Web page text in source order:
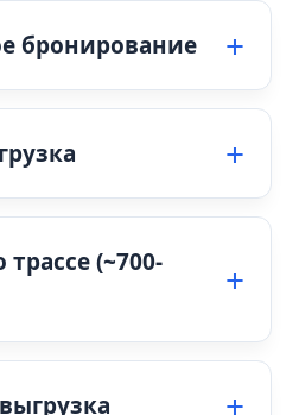
бронирование
(~700-